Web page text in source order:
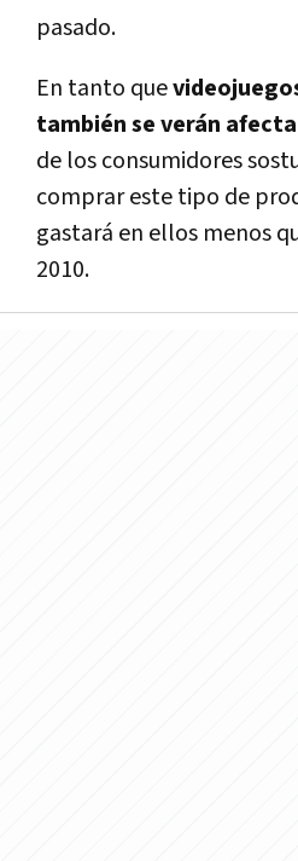
pasado.
En tanto que
también se verán
de los consumidores
comprar este tipo de
gastará en ellos menos
2010.